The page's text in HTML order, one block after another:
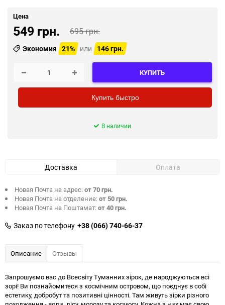
Цена
549 грн. 695 грн.
Экономия 21% или 146 грн.
КУПИТЬ
Купить быстро
В наличии
Доставка Оплата
Новая Почта на адрес:от 70 грн.
Новая Почта на отделение:от 50 грн.
Новая Почта на Поштамат:от 40 грн.
Заказ по телефону +38 (066) 740-66-37
Описание Отзывы
Запрошуємо вас до Всесвіту Туманних зірок, де народжуються всі
зорі! Ви познайомитеся з космічним островом, що поєднує в собі
естетику, добробут та позитивні цінності. Там живуть зірки різного